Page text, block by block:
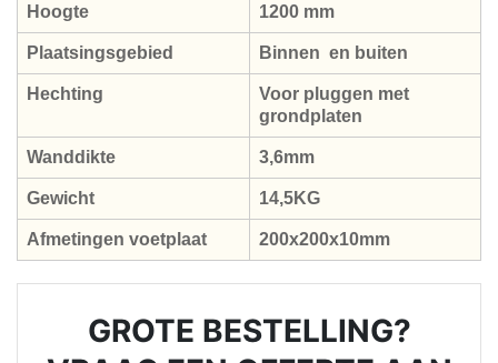
Hoogte 1200 mm
Plaatsingsgebied Binnen en buiten
Hechting
Voor pluggen met
grondplaten
Wanddikte 3,6mm
Gewicht 14,5KG
Afmetingen voetplaat 200x200x10mm
GROTE BESTELLING?